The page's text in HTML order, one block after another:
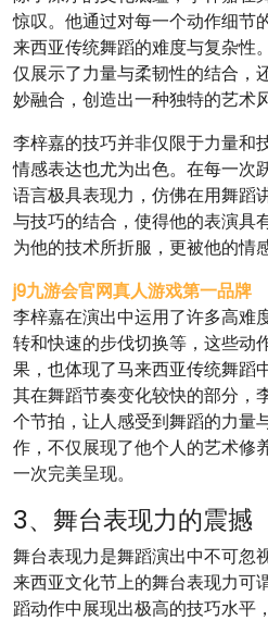
惊叹。他通过对每一个动作细节
来西亚传统舞蹈的难度与复杂性
仅展示了力量与柔韧性的结合，
妙融合，创造出一种独特的艺术风
李梓嘉的技巧并非仅限于力量和
情感表达也尤为出色。在每一次
语言极具表现力，仿佛在用舞蹈
与技巧的结合，使得他的表演具
为他的技术所折服，更被他的情
j9九游会官网真人游戏第一品牌
李梓嘉在演出中运用了许多高难
转和快速的步伐切换等，这些动
果，也体现了马来西亚传统舞蹈
其在舞蹈节奏变化较快的部分，
个节拍，让人感受到舞蹈的力量
作，不仅展现了他个人的艺术修
一次完美呈现。
3、舞台表现力的震撼
舞台表现力是舞蹈演出中不可忽
来西亚文化节上的舞台表现力可
蹈动作中展现出极高的技巧水平